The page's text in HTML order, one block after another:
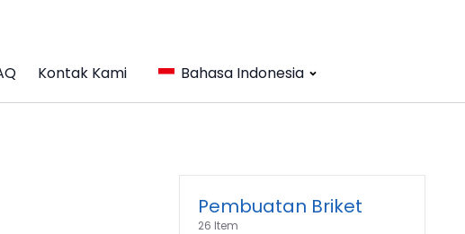
Kontak Kami Bahasa Indonesia
Pembuatan Briket
26 Item